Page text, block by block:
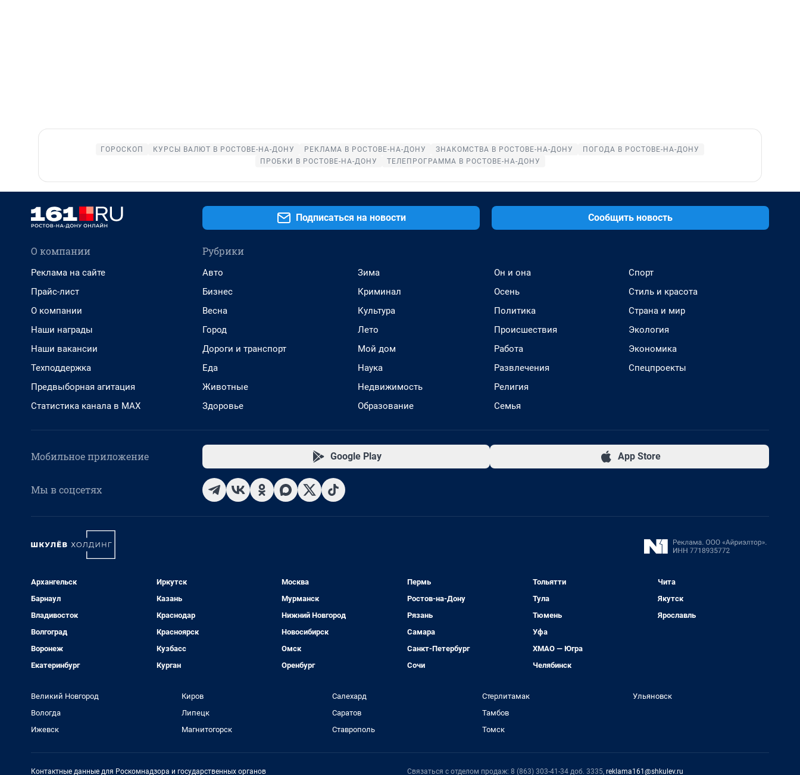
ГОРОСКОП КУРСЫ ВАЛЮТ В РОСТОВЕ-НА-ДОНУ РЕКЛАМА В РОСТОВЕ-НА-ДОНУ ЗНАКОМСТВА В РОСТОВЕ-НА-ДОНУ
ПОГОДА В РОСТОВЕ-НА-ДОНУ
ПРОБКИ В РОСТОВЕ-НА-ДОНУ
ТЕЛЕПРОГРАММА В РОСТОВЕ-НА-ДОНУ
Подписаться на новости Сообщить новость
О компании
Реклама на сайте
Прайс-лист
О компании
Наши награды
Наши вакансии
Техподдержка
Предвыборная агитация
Статистика канала в MAX
Рубрики
Авто
Бизнес
Весна
Город
Дороги и транспорт
Еда
Животные
Здоровье
Зима
Криминал
Культура
Лето
Мой дом
Наука
Недвижимость
Образование
Он и она
Осень
Политика
Происшествия
Работа
Развлечения
Религия
Семья
Спорт
Стиль и красота
Страна и мир
Экология
Экономика
Спецпроекты
Мобильное приложение Google Play App Store
Мы в соцсетях
Архангельск
Барнаул
Владивосток
Волгоград
Воронеж
Екатеринбург
Иркутск
Казань
Краснодар
Красноярск
Кузбасс
Курган
Москва
Мурманск
Нижний Новгород
Новосибирск
Омск
Оренбург
Пермь
Ростов-на-Дону
Рязань
Самара
Санкт-Петербург
Сочи
Тольятти
Тула
Тюмень
Уфа
ХМАО — Югра
Челябинск
Чита
Якутск
Ярославль
Великий Новгород
Вологда
Ижевск
Киров
Липецк
Магнитогорск
Салехард
Саратов
Ставрополь
Стерлитамак
Тамбов
Томск
Ульяновск
Контактные данные для Роскомнадзора и государственных органов Связаться с отделом продаж: 8 (863) 303-41-34 доб. 3335, reklama161@shkulev.ru